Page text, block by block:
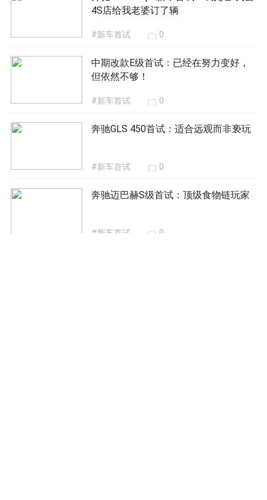
4S店给我老婆订了辆
#新车首试 0
中期改款E级首试：已经在努力变好，
但依然不够！
#新车首试 0
奔驰GLS 450首试：适合远观而非亵玩
#新车首试 0
奔驰迈巴赫S级首试：顶级食物链玩家
#新车首试 0